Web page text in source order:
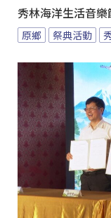
秀林海洋生活音
原鄉 祭典活動